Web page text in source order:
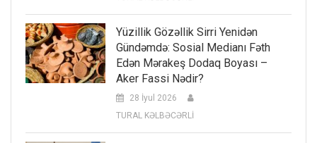
Yüzillik Gözəllik Sirri Yenidən
Gündəmdə: Sosial Medianı Fəth
Edən Mərakeş Dodaq Boyası –
Aker Fassi Nədir?
28 İyul 2026
TURAL KƏLBƏCƏRLİ